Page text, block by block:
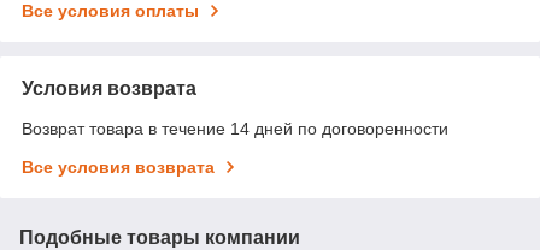
Все условия оплаты
Условия возврата
Возврат товара в течение 14 дней по договоренности
Все условия возврата
Подобные товары компании